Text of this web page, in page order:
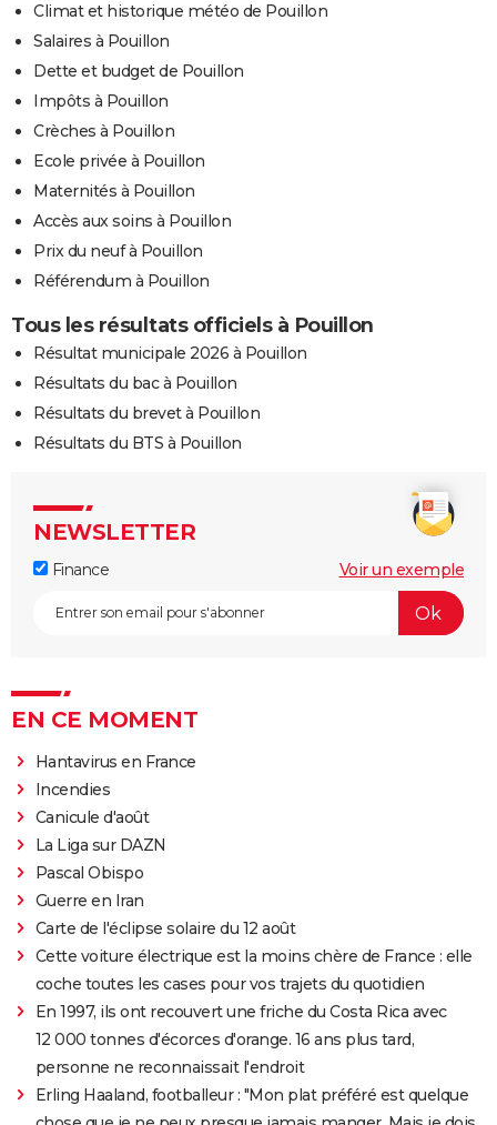
Climat et historique météo de Pouillon
Salaires à Pouillon
Dette et budget de Pouillon
Impôts à Pouillon
Crèches à Pouillon
Ecole privée à Pouillon
Maternités à Pouillon
Accès aux soins à Pouillon
Prix du neuf à Pouillon
Référendum à Pouillon
Tous les résultats officiels à Pouillon
Résultat municipale 2026 à Pouillon
Résultats du bac à Pouillon
Résultats du brevet à Pouillon
Résultats du BTS à Pouillon
NEWSLETTER
Finance Voir un exemple
EN CE MOMENT
Hantavirus en France
Incendies
Canicule d'août
La Liga sur DAZN
Pascal Obispo
Guerre en Iran
Carte de l'éclipse solaire du 12 août
Cette voiture électrique est la moins chère de France : elle
coche toutes les cases pour vos trajets du quotidien
En 1997, ils ont recouvert une friche du Costa Rica avec
12 000 tonnes d'écorces d'orange. 16 ans plus tard,
personne ne reconnaissait l'endroit
Erling Haaland, footballeur : "Mon plat préféré est quelque